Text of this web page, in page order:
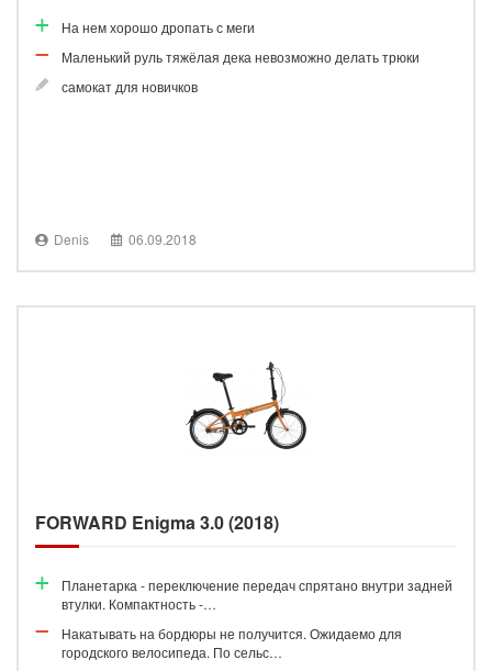
На нем хорошо дропать с меги
Маленький руль тяжёлая дека невозможно делать трюки
самокат для новичков
Denis 06.09.2018
FORWARD Enigma 3.0 (2018)
Планетарка - переключение передач спрятано внутри задней
втулки. Компактность -…
Накатывать на бордюры не получится. Ожидаемо для
городского велосипеда. По сельс…